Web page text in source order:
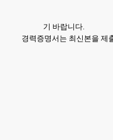
기 바랍니다.
경력증명서는 최신본을 제